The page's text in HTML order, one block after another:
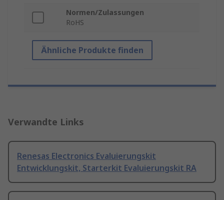
Normen/Zulassungen
RoHS
Ähnliche Produkte finden
Verwandte Links
Renesas Electronics Evaluierungskit
Entwicklungskit, Starterkit Evaluierungskit RA